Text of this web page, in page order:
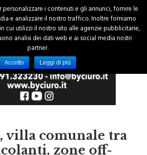
villa comunale tra
zone off-
i contenuti e gli annunci, fornire le
e analizzare il nostro traffico. Inoltre forniamo
cui utilizzi il nostro sito alle agenzie pubblicitarie,
analisi dei dati web e ai social media nostri
partner.
Accetto Leggi di più